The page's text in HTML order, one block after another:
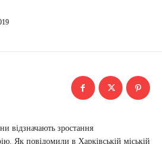
відзначають зростання
Як повідомили в Харківській міській